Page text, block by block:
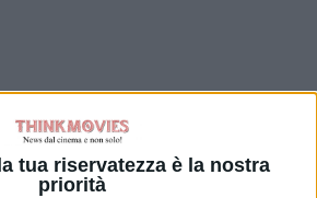
tua riservatezza è la nostra
priorità